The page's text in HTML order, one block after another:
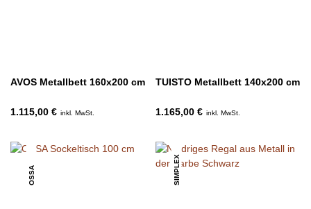
AVOS Metallbett 160x200 cm
1.115,00 € inkl. MwSt.
TUISTO Metallbett 140x200 cm
1.165,00 € inkl. MwSt.
OSSA SIMPLEX